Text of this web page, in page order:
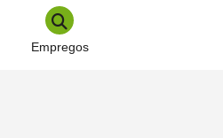
Empregos